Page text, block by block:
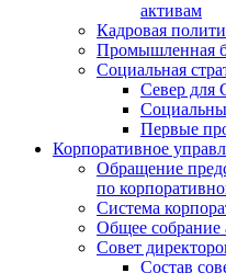
активам
Кадровая
Промышленная
Социальная
Север для
Первые
Корпоративное
Обращение
по
Система
Общее собрание
Совет
Состав